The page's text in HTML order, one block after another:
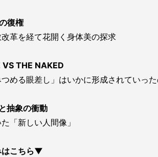
復権
革を経て花開く身体美の探求
THE NAKED
つめる眼差し」はいかに形成されていっ
抽象の衝動
「新しい人間像」
はこちら▼